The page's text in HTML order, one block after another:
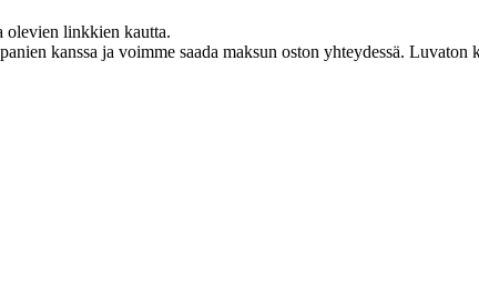
olevien linkkien kautta.
kanssa ja voimme saada maksun oston yhteydessä. Luvaton